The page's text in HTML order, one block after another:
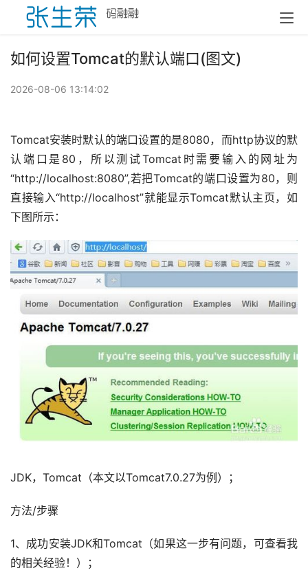
如何设置Tomcat的默认端口(图文)
2026-08-06 13:14:02
Tomcat安装时默认的端口设置的是8080，而http协议的默
认端口是80，所以测试Tomcat时需要输入的网址为
“http://localhost:8080”,若把Tomcat的端口设置为80，则
直接输入“http://localhost”就能显示Tomcat默认主页，如
下图所示：
JDK，Tomcat（本文以Tomcat7.0.27为例）；
方法/步骤
1、成功安装JDK和Tomcat（如果这一步有问题，可查看我
的相关经验！）；